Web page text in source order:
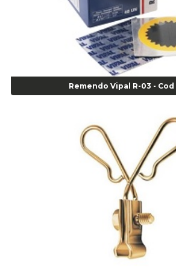
Alicate Bomba D Água - Cod 01326
Alicate Corte Diagonal - Cod 02138
Alicate Corte Frontal - Cod 02685
Alicate Corte Frontal - Cod 02685
Alicate Corte Lateral Força Dupla - Cod 03105
Alicate de Corte Diagonal - cod 02138
Alicate de Pressão Corneta (Cód. 01780)
Alicate para Abracadeira 3/16" x 1.3/16" 29840
Alicate para Anéis Externos Bico Reto -
Alicate para Anéis Externos com Bico Curvo -
Alicate para Anéis Internos Bico Curvo -
Alicate para Anéis Tipo Trava Câmbio 8134
Alicate para Balanceamento - Cod 03078
Alicate para trava de cambio 398 11" - Corneta
Alicate Universal - Cod 01718
Alicate Universal 8" Gedore - Cod 00133
Remendo Vipal R-03 -